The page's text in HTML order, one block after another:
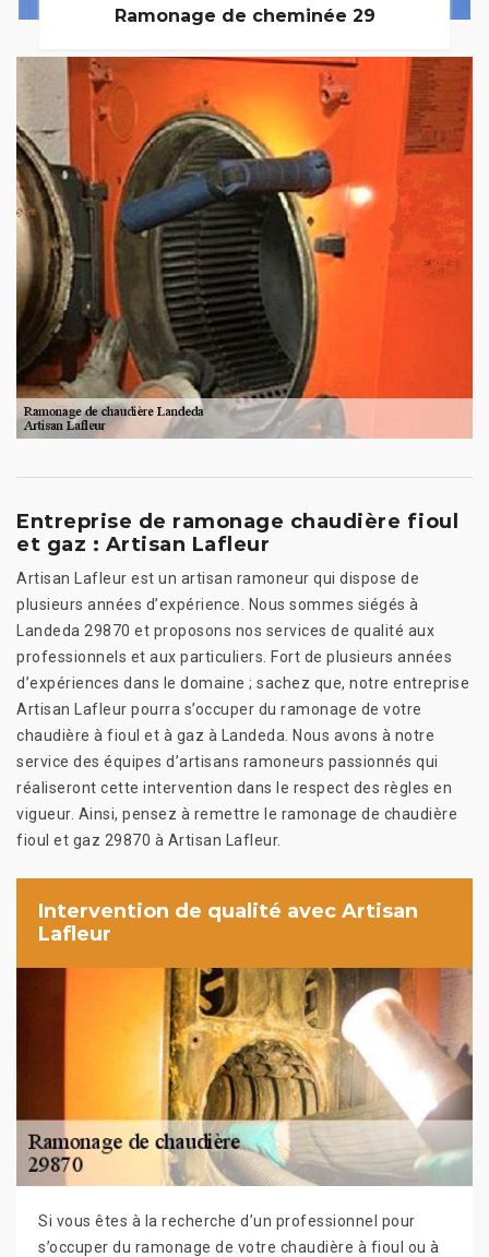
Ramonage de cheminée 29
Entreprise de ramonage chaudière fioul
et gaz : Artisan Lafleur
Artisan Lafleur est un artisan ramoneur qui dispose de
plusieurs années d’expérience. Nous sommes siégés à
Landeda 29870 et proposons nos services de qualité aux
professionnels et aux particuliers. Fort de plusieurs années
d’expériences dans le domaine ; sachez que, notre entreprise
Artisan Lafleur pourra s’occuper du ramonage de votre
chaudière à fioul et à gaz à Landeda. Nous avons à notre
service des équipes d’artisans ramoneurs passionnés qui
réaliseront cette intervention dans le respect des règles en
vigueur. Ainsi, pensez à remettre le ramonage de chaudière
fioul et gaz 29870 à Artisan Lafleur.
Intervention de qualité avec Artisan
Lafleur
Si vous êtes à la recherche d’un professionnel pour
s’occuper du ramonage de votre chaudière à fioul ou à